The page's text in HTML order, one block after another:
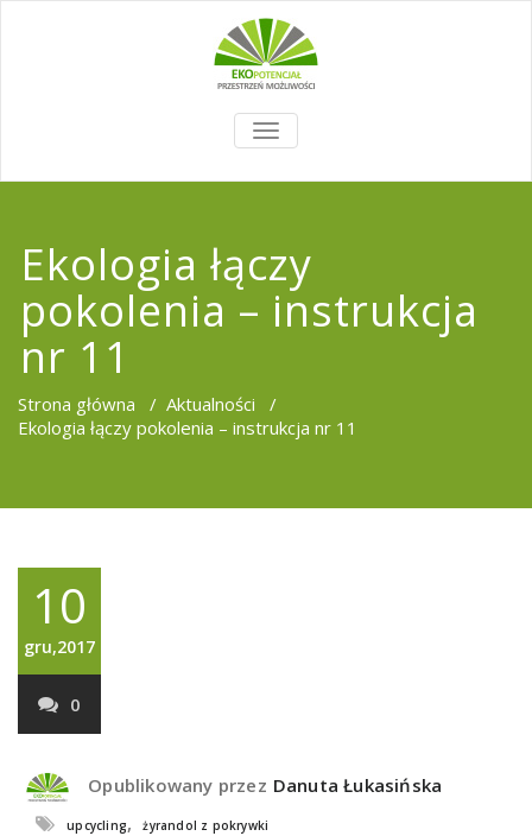
TOGGLE
NAVIGATION
Ekologia łączy
pokolenia – instrukcja
nr 11
Strona główna / Aktualności /
Ekologia łączy pokolenia – instrukcja nr 11
10
gru,2017
0
Opublikowany przez Danuta Łukasińska
upcycling, żyrandol z pokrywki